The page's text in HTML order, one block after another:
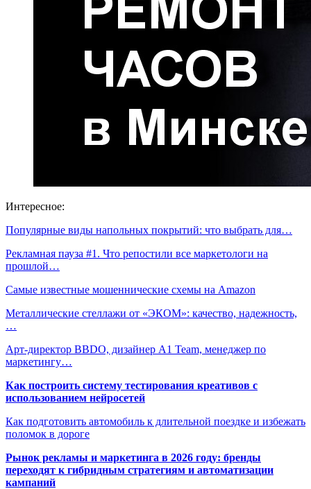
Интересное:
Популярные виды напольных покрытий: что выбрать для…
Рекламная пауза #1. Что репостили все маркетологи на
прошлой…
Самые известные мошеннические схемы на Amazon
Металлические стеллажи от «ЭКОМ»: качество, надежность,
…
Арт-директор BBDO, дизайнер A1 Team, менеджер по
маркетингу…
Как построить систему тестирования креативов с
использованием нейросетей
Как подготовить автомобиль к длительной поездке и избежать
поломок в дороге
Рынок рекламы и маркетинга в 2026 году: бренды
переходят к гибридным стратегиям и автоматизации
кампаний